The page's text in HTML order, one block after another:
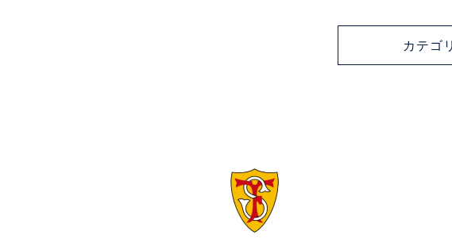
カテゴリ